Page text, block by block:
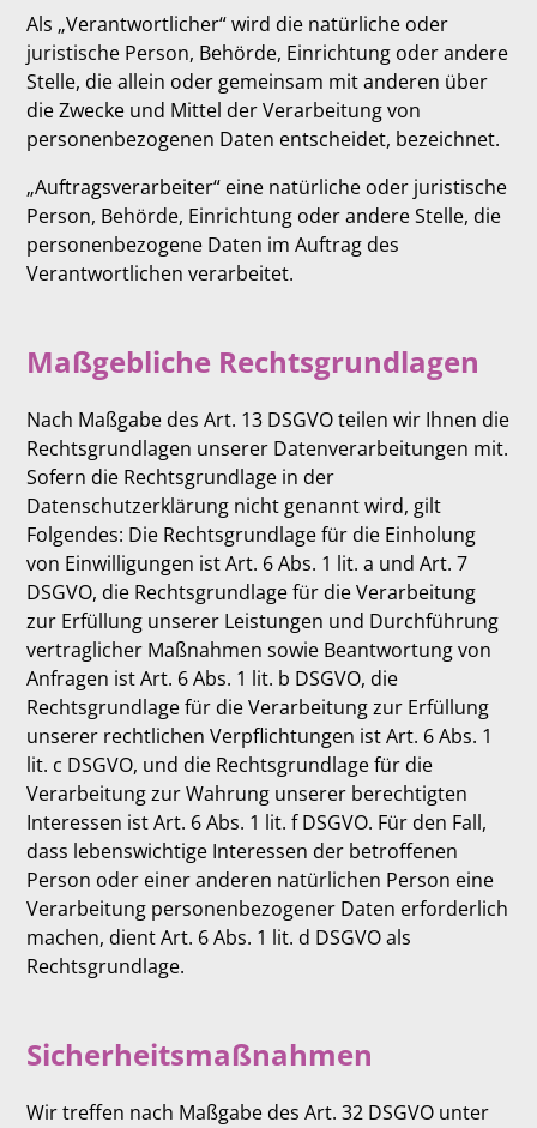
Als „Verantwortlicher“ wird die natürliche oder
juristische Person, Behörde, Einrichtung oder andere
Stelle, die allein oder gemeinsam mit anderen über
die Zwecke und Mittel der Verarbeitung von
personenbezogenen Daten entscheidet, bezeichnet.
„Auftragsverarbeiter“ eine natürliche oder juristische
Person, Behörde, Einrichtung oder andere Stelle, die
personenbezogene Daten im Auftrag des
Verantwortlichen verarbeitet.
Maßgebliche Rechtsgrundlagen
Nach Maßgabe des Art. 13 DSGVO teilen wir Ihnen die
Rechtsgrundlagen unserer Datenverarbeitungen mit.
Sofern die Rechtsgrundlage in der
Datenschutzerklärung nicht genannt wird, gilt
Folgendes: Die Rechtsgrundlage für die Einholung
von Einwilligungen ist Art. 6 Abs. 1 lit. a und Art. 7
DSGVO, die Rechtsgrundlage für die Verarbeitung
zur Erfüllung unserer Leistungen und Durchführung
vertraglicher Maßnahmen sowie Beantwortung von
Anfragen ist Art. 6 Abs. 1 lit. b DSGVO, die
Rechtsgrundlage für die Verarbeitung zur Erfüllung
unserer rechtlichen Verpflichtungen ist Art. 6 Abs. 1
lit. c DSGVO, und die Rechtsgrundlage für die
Verarbeitung zur Wahrung unserer berechtigten
Interessen ist Art. 6 Abs. 1 lit. f DSGVO. Für den Fall,
dass lebenswichtige Interessen der betroffenen
Person oder einer anderen natürlichen Person eine
Verarbeitung personenbezogener Daten erforderlich
machen, dient Art. 6 Abs. 1 lit. d DSGVO als
Rechtsgrundlage.
Sicherheitsmaßnahmen
Wir treffen nach Maßgabe des Art. 32 DSGVO unter